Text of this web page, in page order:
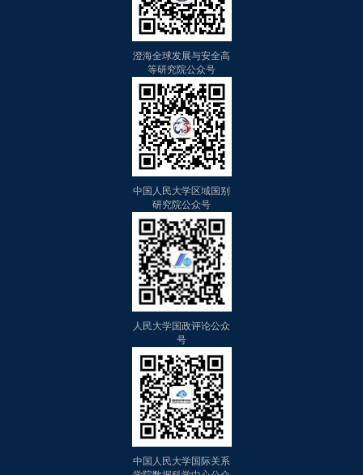
澄海全球发展与安全高
等研究院公众号
中国人民大学区域国别
研究院公众号
人民大学国政评论公众
号
中国人民大学国际关系